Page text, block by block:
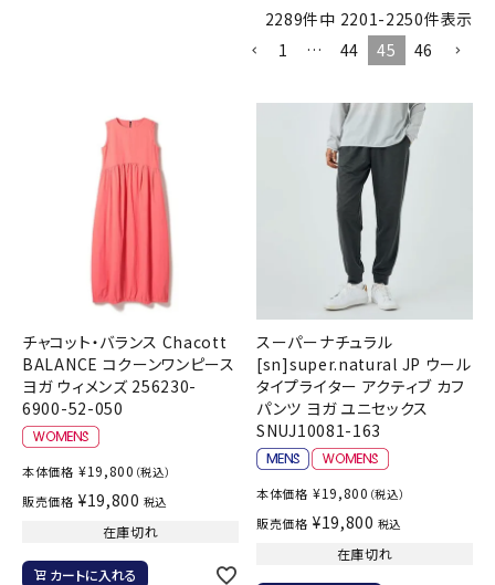
メルマガ登録
特定商取引法
プライバシーポリシー
2289件中 2201-2250件表示
1
… 44 45 46
チャコット・バランス Chacott
BALANCE コクーンワンピース
ヨガ ウィメンズ 256230-
6900-52-050
本体価格 ¥19,800 （税込）
販売価格 ¥19,800 税込
在庫切れ
カートに入れる
スーパーナチュラル
[sn]super.natural JP ウール
タイプライター アクティブ カフ
パンツ ヨガ ユニセックス
SNUJ10081-163
本体価格 ¥19,800 （税込）
販売価格 ¥19,800 税込
在庫切れ